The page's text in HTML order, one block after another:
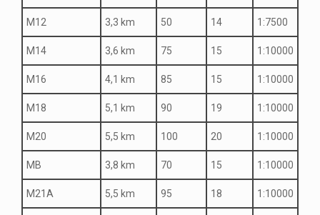
M12 3,3 km 50 14 1:7500
M14 3,6 km 75 15 1:10000
M16 4,1 km 85 15 1:10000
M18 5,1 km 90 19 1:10000
M20 5,5 km 100 20 1:10000
MB 3,8 km 70 15 1:10000
M21A 5,5 km 95 18 1:10000